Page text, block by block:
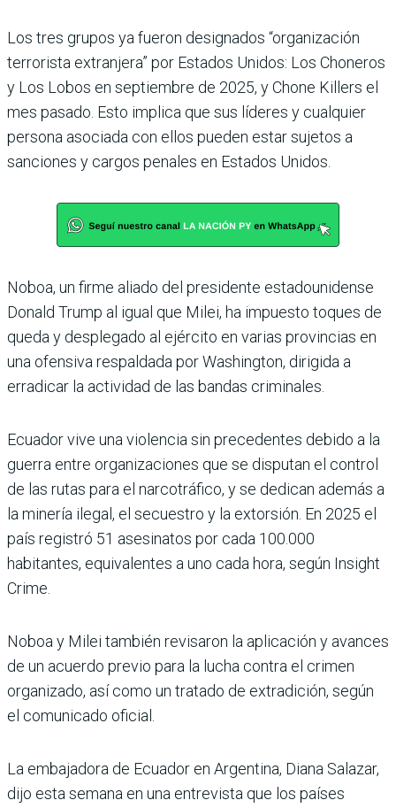
Los tres grupos ya fueron designados “organización
terrorista extranjera” por Estados Unidos: Los Choneros
y Los Lobos en septiembre de 2025, y Chone Killers el
mes pasado. Esto implica que sus líderes y cualquier
persona asociada con ellos pueden estar sujetos a
sanciones y cargos penales en Estados Unidos.
Noboa, un firme aliado del presidente estadounidense
Donald Trump al igual que Milei, ha impuesto toques de
queda y desplegado al ejército en varias provincias en
una ofensiva respaldada por Washington, dirigida a
erradicar la actividad de las bandas criminales.
Ecuador vive una violencia sin precedentes debido a la
guerra entre organizaciones que se disputan el control
de las rutas para el narcotráfico, y se dedican además a
la minería ilegal, el secuestro y la extorsión. En 2025 el
país registró 51 asesinatos por cada 100.000
habitantes, equivalentes a uno cada hora, según Insight
Crime.
Noboa y Milei también revisaron la aplicación y avances
de un acuerdo previo para la lucha contra el crimen
organizado, así como un tratado de extradición, según
el comunicado oficial.
La embajadora de Ecuador en Argentina, Diana Salazar,
dijo esta semana en una entrevista que los países